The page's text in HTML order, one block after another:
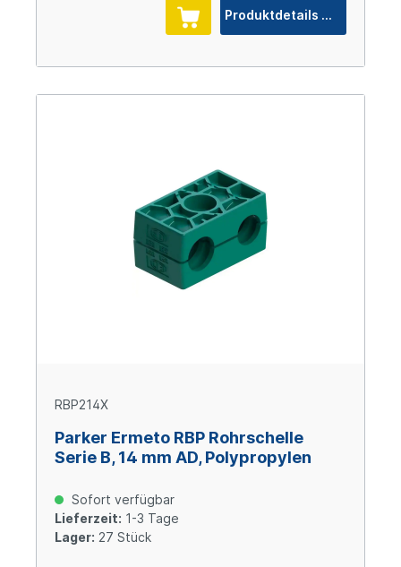
Produktdetails
RBP214X
Parker Ermeto RBP Rohrschelle
Serie B, 14 mm AD, Polypropylen
Sofort verfügbar
Lieferzeit: 1-3 Tage
Lager: 27 Stück